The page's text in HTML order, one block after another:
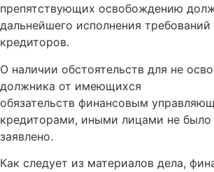
препятствующих освобождению
дальнейшего исполнения требований
кредиторов.
О наличии обстоятельств для не
должника от имеющихся
обязательств финансовым
кредиторами, иными лицами не было
заявлено.
Как следует из материалов дела,